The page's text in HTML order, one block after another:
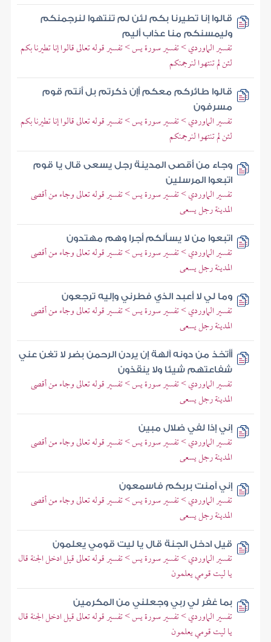
قالوا إنا تطيرنا بكم لئن لم تنتهوا لنرجمنكم
وليمسنكم منا عذاب أليم
تفسير الماوردي > تفسير سورة يس > تفسير قوله تعالى قالوا إنا تطيرنا بكم
لئن لم تنتهوا لنرجمنكم
قالوا طائركم معكم أإن ذكرتم بل أنتم قوم
مسرفون
تفسير الماوردي > تفسير سورة يس > تفسير قوله تعالى قالوا إنا تطيرنا بكم
لئن لم تنتهوا لنرجمنكم
وجاء من أقصى المدينة رجل يسعى قال يا قوم
اتبعوا المرسلين
تفسير الماوردي > تفسير سورة يس > تفسير قوله تعالى وجاء من أقصى
المدينة رجل يسعى
اتبعوا من لا يسألكم أجرا وهم مهتدون
تفسير الماوردي > تفسير سورة يس > تفسير قوله تعالى وجاء من أقصى
المدينة رجل يسعى
وما لي لا أعبد الذي فطرني وإليه ترجعون
تفسير الماوردي > تفسير سورة يس > تفسير قوله تعالى وجاء من أقصى
المدينة رجل يسعى
أأتخذ من دونه آلهة إن يردن الرحمن بضر لا تغن عني
شفاعتهم شيئا ولا ينقذون
تفسير الماوردي > تفسير سورة يس > تفسير قوله تعالى وجاء من أقصى
المدينة رجل يسعى
إني إذا لفي ضلال مبين
تفسير الماوردي > تفسير سورة يس > تفسير قوله تعالى وجاء من أقصى
المدينة رجل يسعى
إني آمنت بربكم فاسمعون
تفسير الماوردي > تفسير سورة يس > تفسير قوله تعالى وجاء من أقصى
المدينة رجل يسعى
قيل ادخل الجنة قال يا ليت قومي يعلمون
تفسير الماوردي > تفسير سورة يس > تفسير قوله تعالى قيل ادخل الجنة قال
يا ليت قومي يعلمون
بما غفر لي ربي وجعلني من المكرمين
تفسير الماوردي > تفسير سورة يس > تفسير قوله تعالى قيل ادخل الجنة قال
يا ليت قومي يعلمون